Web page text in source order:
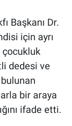
Başkanı Dr.
için ayrı
çocukluk
dedesi ve
bir araya
ifade etti.